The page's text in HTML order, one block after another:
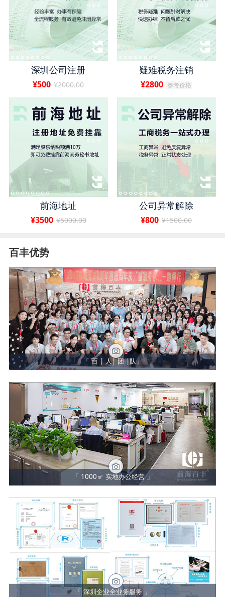
深圳公司注册
¥500 ¥2000.00
疑难税务注销
¥2800 参考价格
前海地址
¥3500 ¥5000.00
公司异常解除
¥800 ¥1500.00
百丰优势
「 百 | 人| 团 |队」
「 1000㎡ 实地办公经营 」
「 深圳企业全业务服务 」